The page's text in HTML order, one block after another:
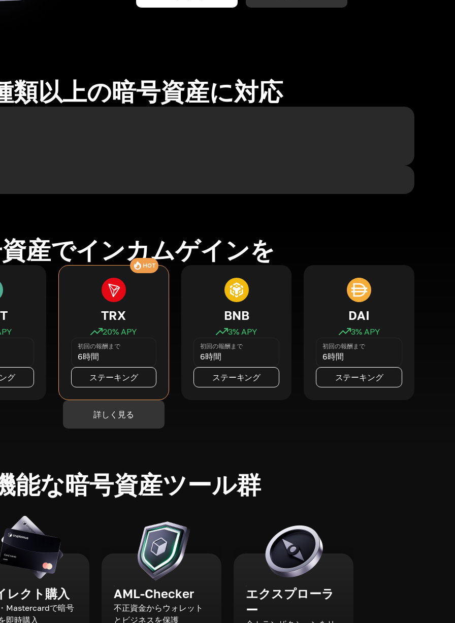
類以上の暗号資産に対応
産でインカムゲインを
グ
HOT
TRX
20% APY
初回の報酬まで
6時間
ステーキング
BNB
3% APY
初回の報酬まで
6時間
ステーキング
DAI
3% APY
初回の報酬まで
6時間
ステーキング
詳しく見る
能な暗号資産ツール群
レクト購入
Mastercardで暗号
即時購入
AML-Checker
不正資金からウォレット
とビジネスを保護
エクスプローラ
ー